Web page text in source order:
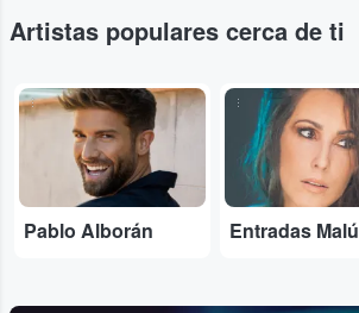
Artistas populares cerca de ti
...
Pablo Alborán
...
Entradas Malú